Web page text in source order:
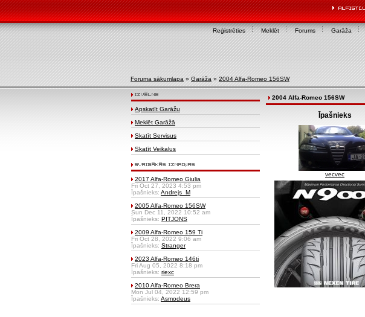
Reģistrēties Meklēt Forums Garāža
Foruma sākumlapa » Garāža » 2004 Alfa-Romeo 156SW
Apskatīt Garāžu
Meklēt Garāžā
Skatīt Servisus
Skatīt Veikalus
2017 Alfa-Romeo Giulia
Fri Oct 27, 2023 4:53 pm
Īpašnieks: Andrejs_M
2005 Alfa-Romeo 156SW
Sun Dec 11, 2022 10:52 am
Īpašnieks: PITJONS
2009 Alfa-Romeo 159 Ti
Fri Oct 28, 2022 9:06 am
Īpašnieks: Stranger
2023 Alfa-Romeo 146ti
Fri Aug 05, 2022 8:18 pm
Īpašnieks: riexc
2010 Alfa-Romeo Brera
Mon Jul 04, 2022 12:59 pm
Īpašnieks: Asmodeus
2004 Alfa-Romeo 156SW
Īpašnieks
vecvec